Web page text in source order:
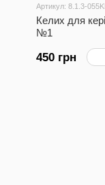
Артикул: 8.1.3-
Келих для
№1
450 грн